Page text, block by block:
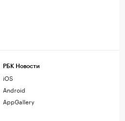
РБК Новости
iOS
Android
AppGallery